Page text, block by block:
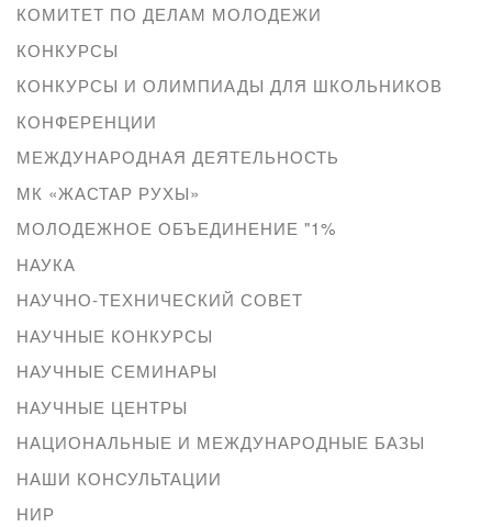
КОМИТЕТ ПО ДЕЛАМ МОЛОДЕЖИ
КОНКУРСЫ
КОНКУРСЫ И ОЛИМПИАДЫ ДЛЯ ШКОЛЬНИКОВ
КОНФЕРЕНЦИИ
МЕЖДУНАРОДНАЯ ДЕЯТЕЛЬНОСТЬ
МК «ЖАСТАР РУХЫ»
МОЛОДЕЖНОЕ ОБЪЕДИНЕНИЕ "1%
НАУКА
НАУЧНО-ТЕХНИЧЕСКИЙ СОВЕТ
НАУЧНЫЕ КОНКУРСЫ
НАУЧНЫЕ СЕМИНАРЫ
НАУЧНЫЕ ЦЕНТРЫ
НАЦИОНАЛЬНЫЕ И МЕЖДУНАРОДНЫЕ БАЗЫ
НАШИ КОНСУЛЬТАЦИИ
НИР